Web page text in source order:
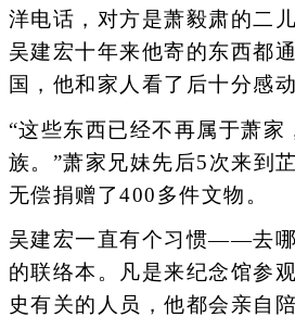
洋电话，对方是萧毅肃的二
吴建宏十年来他寄的东西都
国，他和家人看了后十分感
“这些东西已经不再属于萧家
族。”萧家兄妹先后5次来到
无偿捐赠了400多件文物。
吴建宏一直有个习惯——去
的联络本。凡是来纪念馆参
史有关的人员，他都会亲自